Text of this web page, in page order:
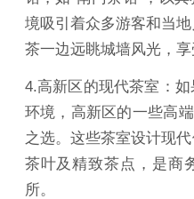
境吸引着众多游客和当
茶一边远眺城墙风光，享
4.高新区的现代茶室：
环境，高新区的一些高
之选。这些茶室设计现
茶叶及精致茶点，是商
所。